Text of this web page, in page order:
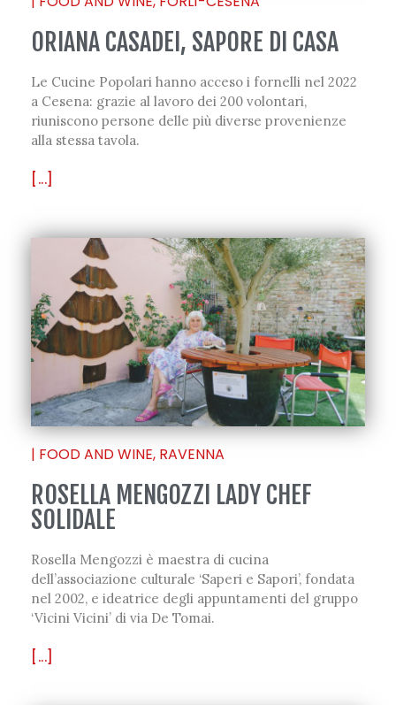
ORIANA CASADEI, SAPORE DI CASA
Le Cucine Popolari hanno acceso i fornelli nel 2022
a Cesena: grazie al lavoro dei 200 volontari,
riuniscono persone delle più diverse provenienze
alla stessa tavola.
[...]
| FOOD AND WINE, RAVENNA
ROSELLA MENGOZZI LADY CHEF
SOLIDALE
Rosella Mengozzi è maestra di cucina
dell’associazione culturale ‘Saperi e Sapori’, fondata
nel 2002, e ideatrice degli appuntamenti del gruppo
‘Vicini Vicini’ di via De Tomai.
[...]